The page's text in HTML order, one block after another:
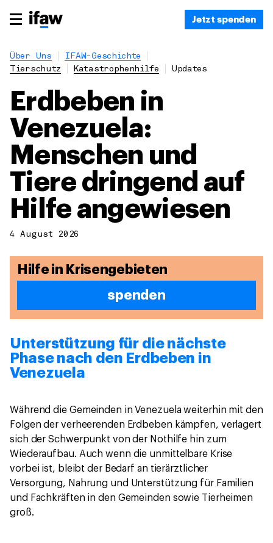
Jetzt spenden
Über Uns
IFAW-Geschichte
Tierschutz
Katastrophenhilfe Updates
Erdbeben in
Venezuela:
Menschen und
Tiere dringend auf
Hilfe angewiesen
4 August 2026
Hilfe in Krisengebieten
spenden
Unterstützung für die nächste
Phase nach den Erdbeben in
Venezuela
Während die Gemeinden in Venezuela weiterhin mit den
Folgen der verheerenden Erdbeben kämpfen, verlagert
sich der Schwerpunkt von der Nothilfe hin zum
Wiederaufbau. Auch wenn die unmittelbare Krise
vorbei ist, bleibt der Bedarf an tierärztlicher
Versorgung, Nahrung und Unterstützung für Familien
und Fachkräften in den Gemeinden sowie Tierheimen
groß.